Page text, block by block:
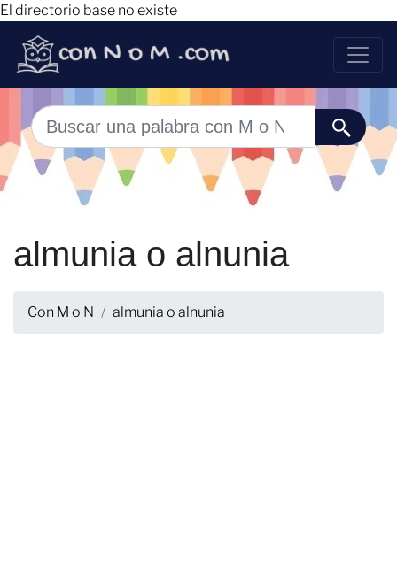
El directorio base no existe
almunia o alnunia
Con M o N almunia o alnunia